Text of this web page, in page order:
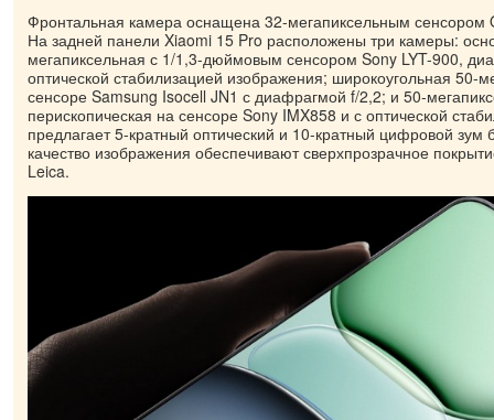
Фронтальная камера оснащена 32-мегапиксельным сенсором
На задней панели Xiaomi 15 Pro расположены три камеры:
мегапиксельная с 1/1,3-дюймовым сенсором Sony LYT-900,
оптической стабилизацией изображения; широкоугольная 50-
сенсоре Samsung Isocell JN1 с диафрагмой f/2,2; и 50-
перископическая на сенсоре Sony IMX858 и с оптической
предлагает 5-кратный оптический и 10-кратный цифровой зум
качество изображения обеспечивают сверхпрозрачное
Leica.